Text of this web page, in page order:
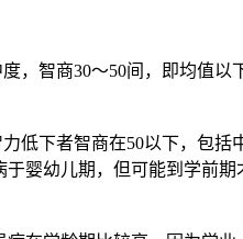
智商30～50间，即均值以
下者智商在50以下，包
婴幼儿期，但可能到学前期